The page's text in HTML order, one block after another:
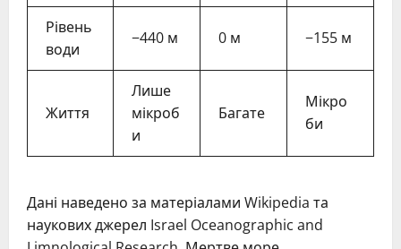
Рівень
води
−440 м 0 м −155 м
Життя
Лише
мікроб
и
Багате
Мікро
би
Дані наведено за матеріалами Wikipedia та
наукових джерел Israel Oceanographic and